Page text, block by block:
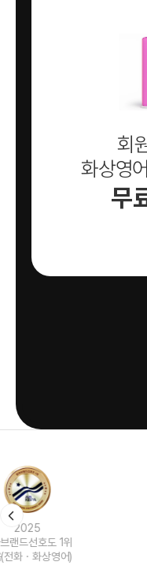
회
화상영
무
한국브랜드선호도 1위
교육(전화ㆍ화상영어)